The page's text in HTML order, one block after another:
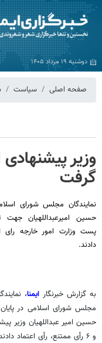
دوشنبه ۱۹ مرداد ۱۴۰۵
صفحه اصلی سیاست
وزیر پیشنهادی
گرفت
نمایندگان مجلس شورای
حسین امیرعبداللهیان
پست وزارت امور خارجه رای
دادند.
به گزارش خبرنگار ایمنا،
مجلس شورای اسلامی در
حسین امیر عبداللهیان وزیر
و ۶
رأی ممتنع، رأی اعتماد